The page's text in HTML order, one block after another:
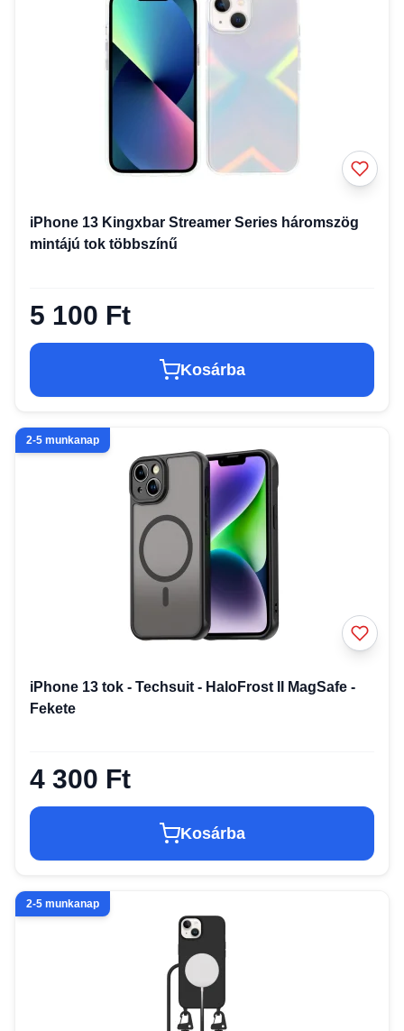
iPhone 13 Kingxbar Streamer Series háromszög
mintájú tok többszínű
5 100 Ft
Kosárba
2-5 munkanap
iPhone 13 tok - Techsuit - HaloFrost II MagSafe -
Fekete
4 300 Ft
Kosárba
2-5 munkanap